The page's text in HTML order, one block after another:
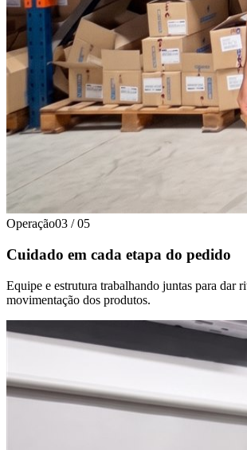
Operação03 / 05
Cuidado em cada etapa do pedido
Equipe e estrutura trabalhando juntas para dar
movimentação dos produtos.